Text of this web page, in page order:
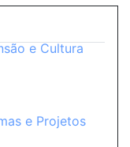
e Cultura
e Projetos